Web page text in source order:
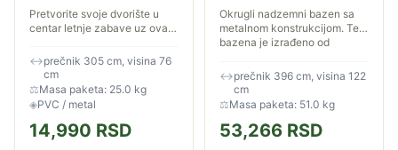
Pretvorite svoje dvorište u
centar letnje zabave uz ovaj
prečnikom od preko 3 metra i
dubinom koja je idealna za
decu i...
↔prečnik 305 cm, visina 76
cm
⚖Masa paketa: 25.0 kg
◈PVC / metal
14,990 RSD
Okrugli nadzemni bazen sa
metalnom konstrukcijom. Telo
bazena je izrađeno od
materijala. Sastavni deo
kompleta čine merdevine...
↔prečnik 396 cm, visina 122
cm
⚖Masa paketa: 51.0 kg
53,266 RSD